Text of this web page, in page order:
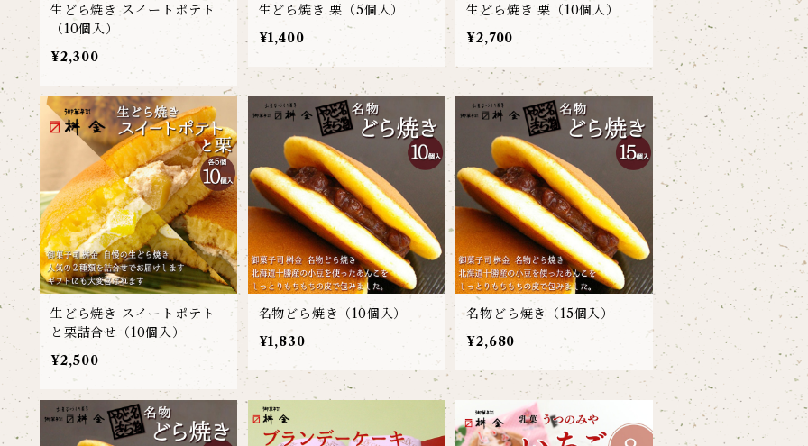
生どら焼き スイートポテト
（10個入）
¥2,300
生どら焼き 栗（5個入）
¥1,400
生どら焼き 栗（10個入）
¥2,700
生どら焼き スイートポテト
と栗詰合せ（10個入）
¥2,500
名物どら焼き（10個入）
¥1,830
名物どら焼き（15個入）
¥2,680